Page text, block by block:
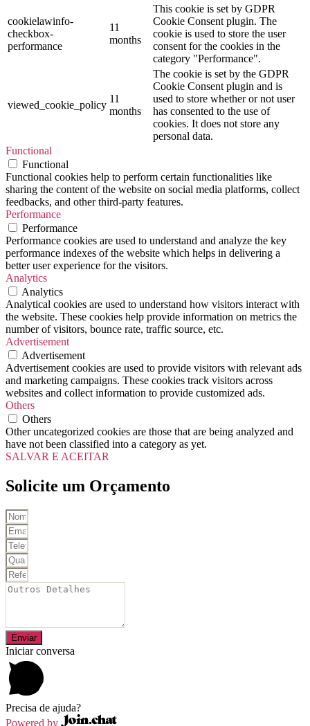
cookielawinfo-
checkbox-
performance
11
months
This cookie is set by GDPR
Cookie Consent plugin. The
cookie is used to store the user
consent for the cookies in the
category "Performance".
viewed_cookie_policy
11
months
The cookie is set by the GDPR
Cookie Consent plugin and is
used to store whether or not user
has consented to the use of
cookies. It does not store any
personal data.
Functional
Functional
Functional cookies help to perform certain functionalities like
sharing the content of the website on social media platforms, collect
feedbacks, and other third-party features.
Performance
Performance
Performance cookies are used to understand and analyze the key
performance indexes of the website which helps in delivering a
better user experience for the visitors.
Analytics
Analytics
Analytical cookies are used to understand how visitors interact with
the website. These cookies help provide information on metrics the
number of visitors, bounce rate, traffic source, etc.
Advertisement
Advertisement
Advertisement cookies are used to provide visitors with relevant ads
and marketing campaigns. These cookies track visitors across
websites and collect information to provide customized ads.
Others
Others
Other uncategorized cookies are those that are being analyzed and
have not been classified into a category as yet.
SALVAR E ACEITAR
Solicite um Orçamento
Enviar
Iniciar conversa
Precisa de ajuda?
Powered by